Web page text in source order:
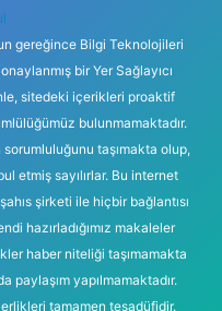
gereğince Bilgi Teknolojileri
bir Yer Sağlayıcı
sitedeki içerikleri proaktif
bulunmamaktadır.
taşımakta olup,
etmiş sayılırlar. Bu internet
şirketi ile hiçbir bağlantısı
hazırladığımız makaleler
haber niteliği taşımamakta
paylaşım yapılmamaktadır.
tamamen tesadüfidir.